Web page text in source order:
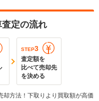
定の流れ
STEP3
査定額を
比べて売却先
を決める
方法！下取りより買取額が高価